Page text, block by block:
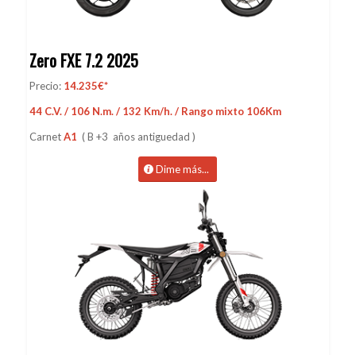
Zero FXE 7.2 2025
Precio: 14.235€*
44 C.V. / 106 N.m. / 132 Km/h. / Rango mixto 106Km
CarnetA1 ( B +3 años antiguedad )
Dime más...